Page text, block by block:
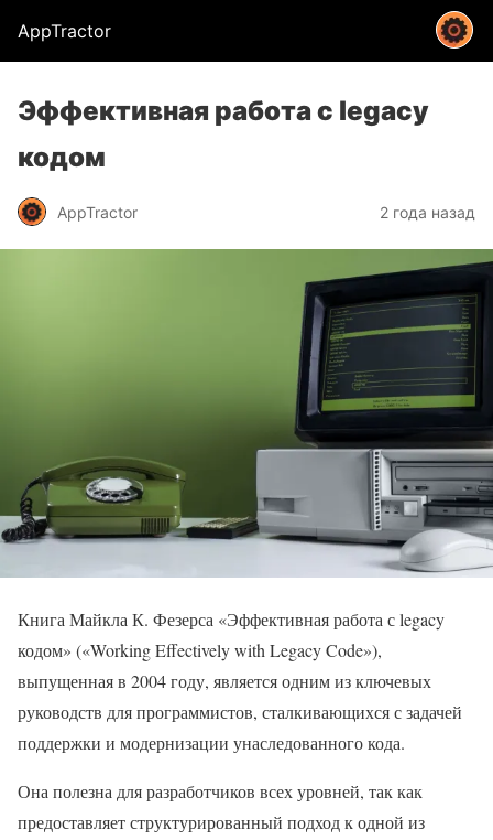
AppTractor
Эффективная работа с legacy
кодом
AppTractor 2 года назад
Книга Майкла К. Фезерса «Эффективная работа с legacy
кодом» («Working Effectively with Legacy Code»),
выпущенная в 2004 году, является одним из ключевых
руководств для программистов, сталкивающихся с задачей
поддержки и модернизации унаследованного кода.
Она полезна для разработчиков всех уровней, так как
предоставляет структурированный подход к одной из